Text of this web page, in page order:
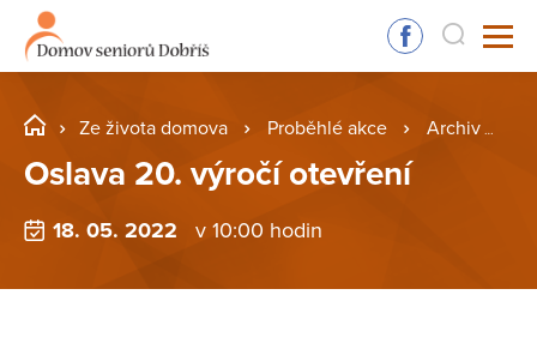
Ze života domova Proběhlé akce Archiv
Oslava 20. výročí otevření
18. 05. 2022 v 10:00 hodin